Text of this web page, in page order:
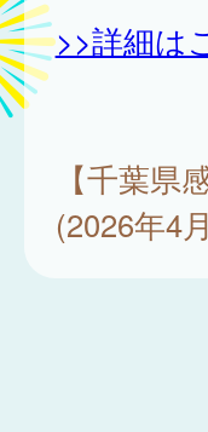
>>詳細は
【千葉
(2026年4